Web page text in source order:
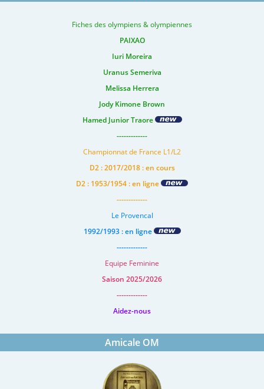
Fiches des olympiens & olympiennes
PAIXAO
Iuri Moreira
Uranus Semeriva
Melissa Herrera
Jody Kimone Brown
Hamed Junior Traore
-------------
Championnat de France L1/L2
D2 : 2017/2018 : en cours
D2 : 1953/1954 : en ligne
-------------
Le Provencal
1992/1993 : en ligne
-------------
Equipe Feminine
Saison 2025/2026
-------------
Aidez-nous
Amicale OM